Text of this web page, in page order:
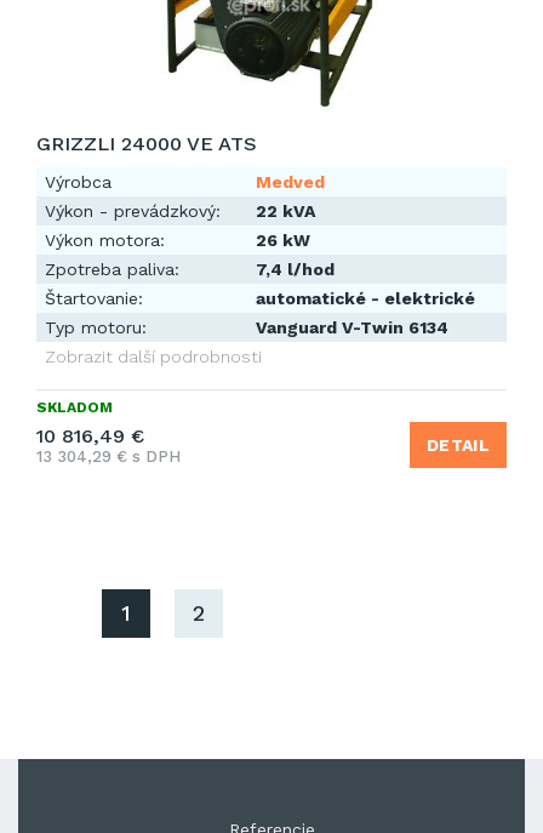
GRIZZLI 24000 VE ATS
Výrobca
Medved
Výkon - prevádzkový:
22 kVA
Výkon motora:
26 kW
Zpotreba paliva:
7,4 l/hod
Štartovanie:
automatické - elektrické
Typ motoru:
Vanguard V-Twin 6134
Zobrazit další podrobnosti
SKLADOM
10 816,49 €
13 304,29 € s DPH
DETAIL
1 2